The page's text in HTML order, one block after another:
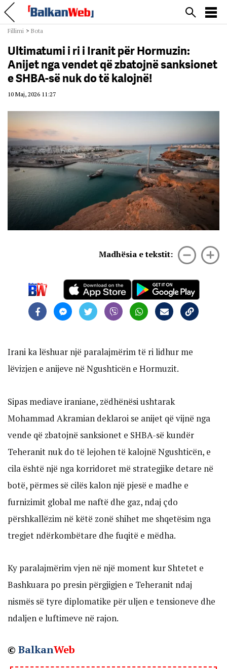
Fillimi > Bota
Ultimatumi i ri i Iranit për Hormuzin:
Anijet nga vendet që zbatojnë sanksionet
e SHBA-së nuk do të kalojnë!
10 Maj, 2026 11:27
Madhësia e tekstit:
Irani ka lëshuar një paralajmërim të ri lidhur me
lëvizjen e anijeve në Ngushticën e Hormuzit.
Sipas mediave iraniane, zëdhënësi ushtarak
Mohammad Akramian deklaroi se anijet që vijnë nga
vende që zbatojnë sanksionet e SHBA-së kundër
Teheranit nuk do të lejohen të kalojnë Ngushticën, e
cila është një nga korridoret më strategjike detare në
botë, përmes së cilës kalon një pjesë e madhe e
furnizimit global me naftë dhe gaz, ndaj çdo
përshkallëzim në këtë zonë shihet me shqetësim nga
tregjet ndërkombëtare dhe fuqitë e mëdha.
Ky paralajmërim vjen në një moment kur Shtetet e
Bashkuara po presin përgjigjen e Teheranit ndaj
nismës së tyre diplomatike për uljen e tensioneve dhe
ndaljen e luftimeve në rajon.
© BalkanWeb